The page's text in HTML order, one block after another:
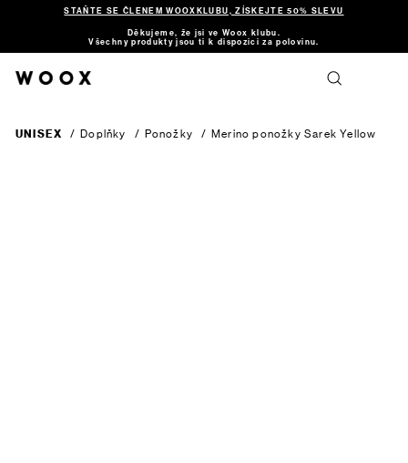
STAŇTE SE ČLENEM WOOXKLUBU, ZÍSKEJTE 50% SLEVU
Děkujeme, že jsi ve Woox klubu.
Všechny produkty jsou ti k dispozici za polovinu.
UNISEX / Doplňky / Ponožky / Merino ponožky SarekYellow